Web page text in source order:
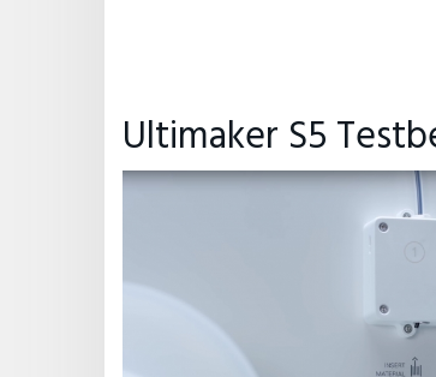
Ultimaker S5